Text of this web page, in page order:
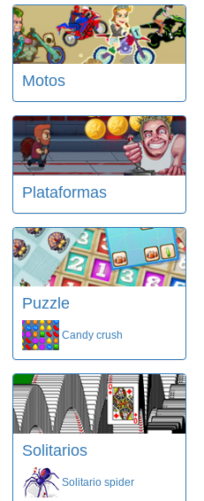
Motos
Plataformas
Puzzle
Candy crush
Solitarios
Solitario spider